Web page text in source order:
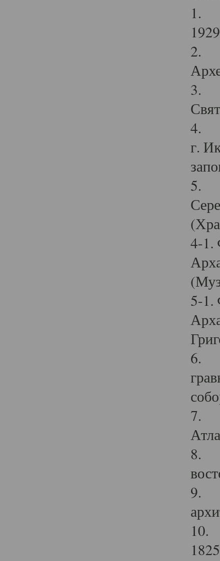
1.
2.
3.
4.
г.
5.
4-1.
5-1.
6.
7.
8.
9.
10.